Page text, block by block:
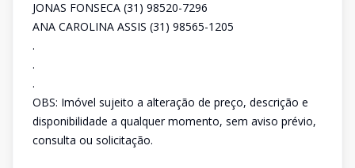
JONAS FONSECA (31) 98520-7296
ANA CAROLINA ASSIS (31) 98565-1205
.
.
.
OBS: Imóvel sujeito a alteração de preço, descrição e
disponibilidade a qualquer momento, sem aviso prévio,
consulta ou solicitação.